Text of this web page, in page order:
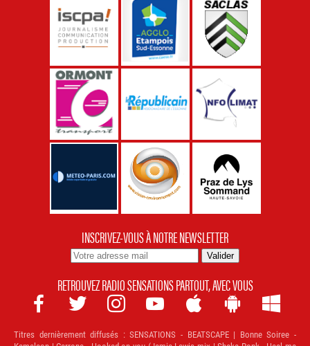
INSCRIVEZ-VOUS À NOTRE NEWSLETTER
RETROUVEZ RADIO SENSATIONS PARTOUT, AVEC VOUS
      
Titres dernièrement diffusés :SENSATIONS - BEATSCAPE | Bonne Soiree -